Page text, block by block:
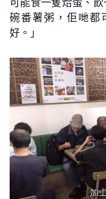
碗番薯粥，佢哋都
好。」